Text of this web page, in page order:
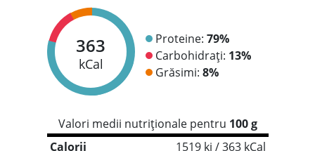
363
kCal
Proteine: 79%
Carbohidrați: 13%
Grăsimi: 8%
Valori medii nutriționale pentru 100 g
Calorii
1519 kj / 363 kCal